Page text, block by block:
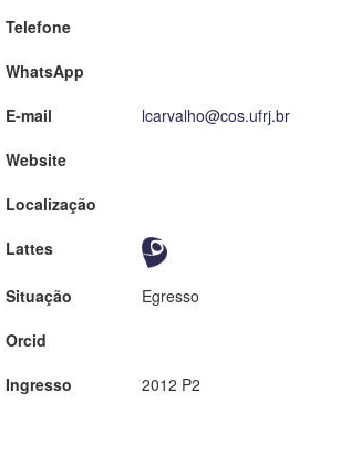
Telefone
WhatsApp
E-mail
lcarvalho@cos.ufrj.br
Website
Localização
Lattes
Situação
Egresso
Orcid
Ingresso
2012 P2